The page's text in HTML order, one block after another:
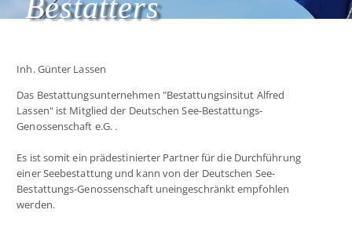
Bestatters
Inh. Günter Lassen
Das Bestattungsunternehmen "Bestattungsinsitut Alfred
Lassen" ist Mitglied der Deutschen See-Bestattungs-
Genossenschaft e.G. .
Es ist somit ein prädestinierter Partner für die Durchführung
einer Seebestattung und kann von der Deutschen See-
Bestattungs-Genossenschaft uneingeschränkt empfohlen
werden.